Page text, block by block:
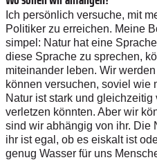
Ich persönlich versuche, mit
Politiker zu erreichen. Meine
simpel: Natur hat eine
diese Sprache zu sprechen,
miteinander leben. Wir
können versuchen, soviel wie
Natur ist stark und
verletzen könnten. Aber wir
sind wir abhängig von ihr. Die
ihr ist egal, ob es eiskalt ist
genug Wasser für uns